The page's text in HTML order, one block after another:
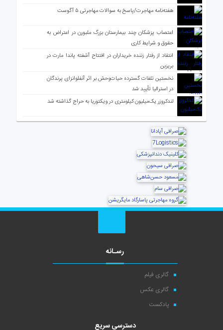
هفته‌نامه مهاجرت/پاسخ به سوالات مهاجرتی ۵ آگوست
اعتصاب پزشکان چند بیمارستان بزرگ ملبورن در اعتراض به
حقوق و شرایط کاری
انتقاد از رفتار زننده خریداران در افتتاح آشفته پاندا مارت در
بریزبن
نخستین تلفات گسترده حیات‌وحش بر اثر آنفلوانزای پرندگان
در استرالیا تأیید شد
لندکروزر یک‌میلیون کیلومتری در ویکتوریا به حراج گذاشته شد
رسـانه
گالری فیلم
گالری عکس
پادکست
دسترسی سریع